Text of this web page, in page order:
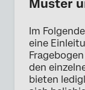
Muster
Im
eine
den
bieten